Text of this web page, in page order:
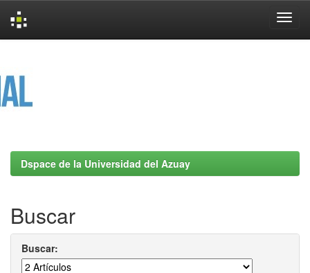
Dspace de la Universidad del Azuay
Buscar
Buscar: